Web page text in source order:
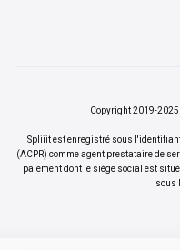
Copyright 2019-2025
Spliiit est enregistré sous l'identifiant
(ACPR) comme agent prestataire de
paiement dont le siège social est
sous